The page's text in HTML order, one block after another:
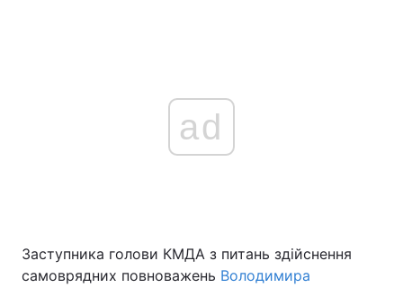
ad
Заступника голови КМДА з питань здійснення
самоврядних повноважень Володимира